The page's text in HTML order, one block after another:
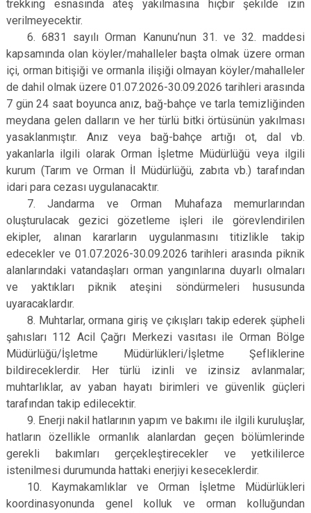
trekking esnasında ateş yakılmasına hiçbir şekilde izin
verilmeyecektir.
6. 6831 sayılı Orman Kanunu’nun 31. ve 32. maddesi
kapsamında olan köyler/mahalleler başta olmak üzere orman
içi, orman bitişiği ve ormanla ilişiği olmayan köyler/mahalleler
de dahil olmak üzere 01.07.2026-30.09.2026 tarihleri arasında
7 gün 24 saat boyunca anız, bağ-bahçe ve tarla temizliğinden
meydana gelen dalların ve her türlü bitki örtüsünün yakılması
yasaklanmıştır. Anız veya bağ-bahçe artığı ot, dal vb.
yakanlarla ilgili olarak Orman İşletme Müdürlüğü veya ilgili
kurum (Tarım ve Orman İl Müdürlüğü, zabıta vb.) tarafından
idari para cezası uygulanacaktır.
7. Jandarma ve Orman Muhafaza memurlarından
oluşturulacak gezici gözetleme işleri ile görevlendirilen
ekipler, alınan kararların uygulanmasını titizlikle takip
edecekler ve 01.07.2026-30.09.2026 tarihleri arasında piknik
alanlarındaki vatandaşları orman yangınlarına duyarlı olmaları
ve yaktıkları piknik ateşini söndürmeleri hususunda
uyaracaklardır.
8. Muhtarlar, ormana giriş ve çıkışları takip ederek şüpheli
şahısları 112 Acil Çağrı Merkezi vasıtası ile Orman Bölge
Müdürlüğü/İşletme Müdürlükleri/İşletme Şefliklerine
bildireceklerdir. Her türlü izinli ve izinsiz avlanmalar;
muhtarlıklar, av yaban hayatı birimleri ve güvenlik güçleri
tarafından takip edilecektir.
9. Enerji nakil hatlarının yapım ve bakımı ile ilgili kuruluşlar,
hatların özellikle ormanlık alanlardan geçen bölümlerinde
gerekli bakımları gerçekleştirecekler ve yetkililerce
istenilmesi durumunda hattaki enerjiyi keseceklerdir.
10. Kaymakamlıklar ve Orman İşletme Müdürlükleri
koordinasyonunda genel kolluk ve orman kolluğundan